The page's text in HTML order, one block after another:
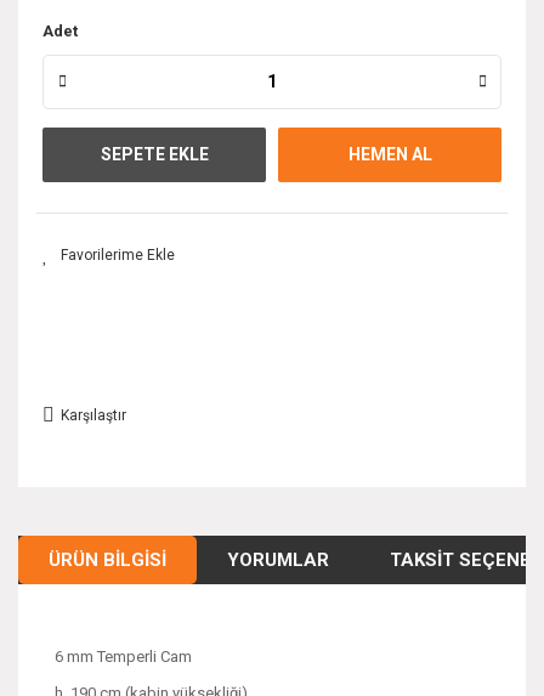
Adet
SEPETE EKLE HEMEN AL
Karşılaştır
ÜRÜN BILGISI YORUMLAR TAKSIT
6 mm Temperli Cam